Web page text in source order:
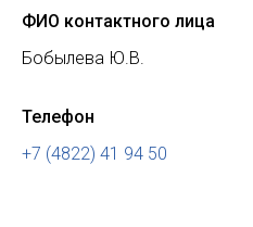
ФИО контактного лица
Бобылева Ю.В.
Телефон
+7 (4822) 41 94 50